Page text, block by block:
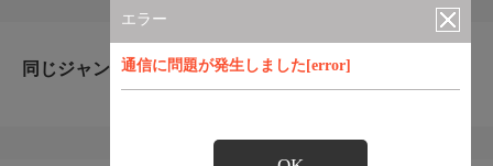
エラー
通信に問題が発生しました[error]
同じジャンルのおすすめ番組